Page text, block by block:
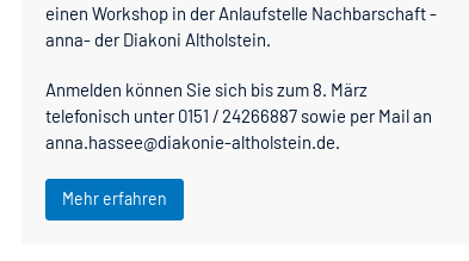
einen Workshop in der Anlaufstelle Nachbarschaft -
anna- der Diakoni Altholstein.
Anmelden können Sie sich bis zum 8. März
telefonisch unter 0151 / 24266887 sowie per Mail an
anna.hassee@diakonie-altholstein.de.
Mehr erfahren